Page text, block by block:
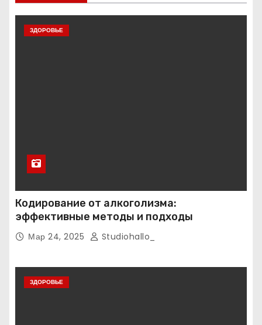
ЗДОРОВЬЕ
Кодирование от алкоголизма:
эффективные методы и подходы
Мар 24, 2025 Studiohallo_
ЗДОРОВЬЕ